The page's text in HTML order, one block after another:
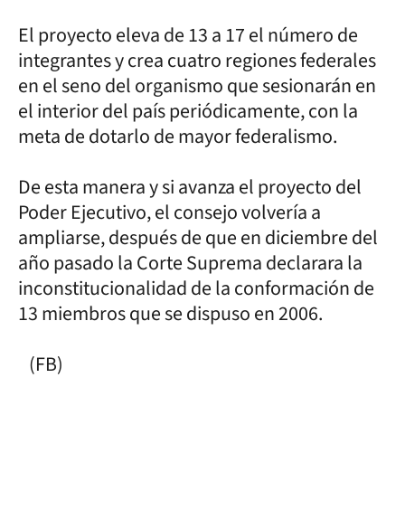
El proyecto eleva de 13 a 17 el número de
integrantes y crea cuatro regiones federales
en el seno del organismo que sesionarán en
el interior del país periódicamente, con la
meta de dotarlo de mayor federalismo.
De esta manera y si avanza el proyecto del
Poder Ejecutivo, el consejo volvería a
ampliarse, después de que en diciembre del
año pasado la Corte Suprema declarara la
inconstitucionalidad de la conformación de
13 miembros que se dispuso en 2006.
(FB)